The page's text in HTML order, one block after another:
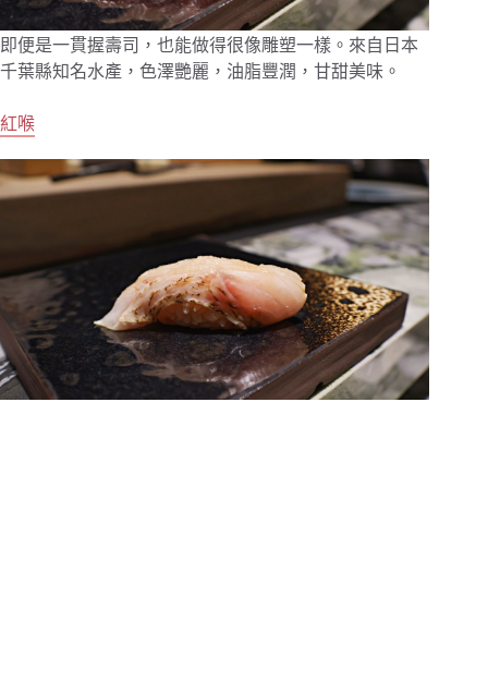
即便是一貫握壽司，也能做得很像雕塑一樣。來自日本
千葉縣知名水產，色澤艷麗，油脂豐潤，甘甜美味。
紅喉